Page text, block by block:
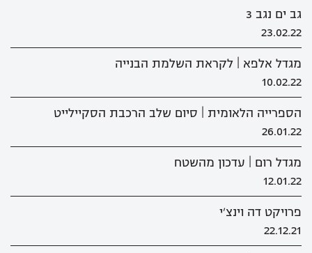
גב ים נגב 3
23.02.22
מגדל אלפא | לקראת השלמת הבנייה
10.02.22
הספרייה הלאומית | סיום שלב הרכבת הסקיילייט
26.01.22
מגדל רום | עדכון מהשטח
12.01.22
פרויקט דה וינצ'י
22.12.21